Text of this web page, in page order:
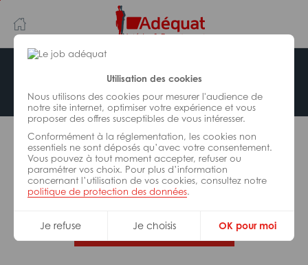
Utilisation des cookies
Nous utilisons des cookies pour mesurer l'audience de
notre site internet, optimiser votre expérience et vous
proposer des offres susceptibles de vous intéresser.
Conformément à la réglementation, les cookies non
essentiels ne sont déposés qu’avec votre consentement.
Vous pouvez à tout moment accepter, refuser ou
paramétrer vos choix. Pour plus d’information
concernant l’utilisation de vos cookies, consultez notre
politique de protection des données.
Je refuse Je choisis OK pour moi
au
contenu
principal
navigation
Offre indisponible
L’offre d’emploi que vous tentez de consulter n’est
plus disponible.
De nombreuses autres missions peuvent vous
correspondre, consultez toutes nos offres.
Trouvez votre job Adéquat !